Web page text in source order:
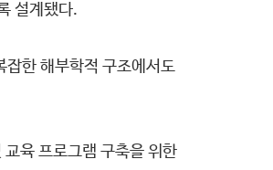
설계됐다.
잡한 해부학적 구조에서도
육 프로그램 구축을 위한